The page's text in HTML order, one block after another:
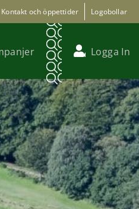
Kontakt och öppettider Logobollar
Logga In